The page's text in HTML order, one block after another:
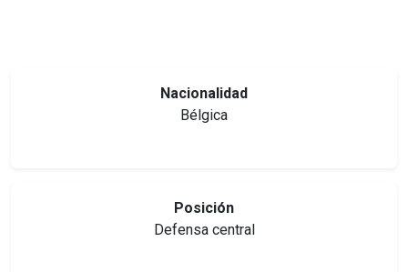
Nacionalidad
Bélgica
Posición
Defensa central